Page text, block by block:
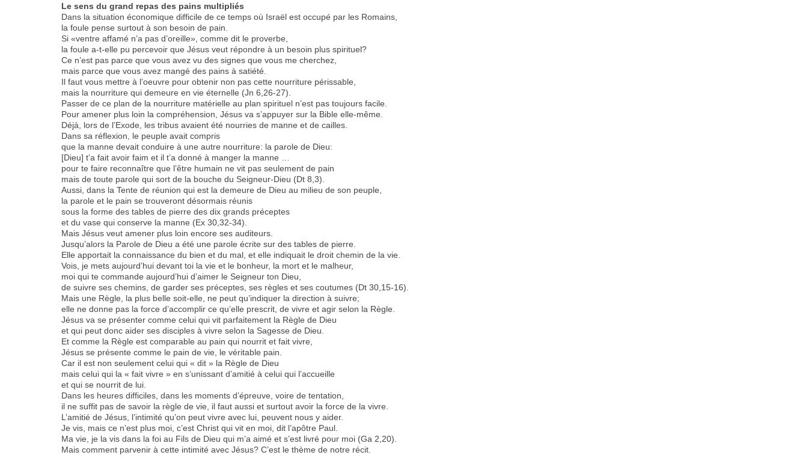
Le sens du grand repas des pains multipliés
Dans la situation économique difficile de ce temps où Israël est occupé par les Romains,
la foule pense surtout à son besoin de pain.
Si «ventre affamé n’a pas d’oreille», comme dit le proverbe,
la foule a-t-elle pu percevoir que Jésus veut répondre à un besoin plus spirituel?
Ce n’est pas parce que vous avez vu des signes que vous me cherchez,
mais parce que vous avez mangé des pains à satiété.
Il faut vous mettre à l’oeuvre pour obtenir non pas cette nourriture périssable,
mais la nourriture qui demeure en vie éternelle (Jn 6,26-27).
Passer de ce plan de la nourriture matérielle au plan spirituel n’est pas toujours facile.
Pour amener plus loin la compréhension, Jésus va s’appuyer sur la Bible elle-même.
Déjà, lors de l’Exode, les tribus avaient été nourries de manne et de cailles.
Dans sa réflexion, le peuple avait compris
que la manne devait conduire à une autre nourriture: la parole de Dieu:
[Dieu] t’a fait avoir faim et il t’a donné à manger la manne …
pour te faire reconnaître que l’être humain ne vit pas seulement de pain
mais de toute parole qui sort de la bouche du Seigneur-Dieu (Dt 8,3).
Aussi, dans la Tente de réunion qui est la demeure de Dieu au milieu de son peuple,
la parole et le pain se trouveront désormais réunis
sous la forme des tables de pierre des dix grands préceptes
et du vase qui conserve la manne (Ex 30,32-34).
Mais Jésus veut amener plus loin encore ses auditeurs.
Jusqu’alors la Parole de Dieu a été une parole écrite sur des tables de pierre.
Elle apportait la connaissance du bien et du mal, et elle indiquait le droit chemin de la vie.
Vois, je mets aujourd’hui devant toi la vie et le bonheur, la mort et le malheur,
moi qui te commande aujourd’hui d’aimer le Seigneur ton Dieu,
de suivre ses chemins, de garder ses préceptes, ses règles et ses coutumes (Dt 30,15-16).
Mais une Règle, la plus belle soit-elle, ne peut qu’indiquer la direction à suivre;
elle ne donne pas la force d’accomplir ce qu’elle prescrit, de vivre et agir selon la Règle.
Jésus va se présenter comme celui qui vit parfaitement la Règle de Dieu
et qui peut donc aider ses disciples à vivre selon la Sagesse de Dieu.
Et comme la Règle est comparable au pain qui nourrit et fait vivre,
Jésus se présente comme le pain de vie, le véritable pain.
Car il est non seulement celui qui « dit » la Règle de Dieu
mais celui qui la « fait vivre » en s’unissant d’amitié à celui qui l’accueille
et qui se nourrit de lui.
Dans les heures difficiles, dans les moments d’épreuve, voire de tentation,
il ne suffit pas de savoir la règle de vie, il faut aussi et surtout avoir la force de la vivre.
L’amitié de Jésus, l’intimité qu’on peut vivre avec lui, peuvent nous y aider.
Je vis, mais ce n’est plus moi, c’est Christ qui vit en moi, dit l’apôtre Paul.
Ma vie, je la vis dans la foi au Fils de Dieu qui m’a aimé et s’est livré pour moi (Ga 2,20).
Mais comment parvenir à cette intimité avec Jésus? C’est le thème de notre récit.